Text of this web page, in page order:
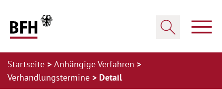
Startseite
Anhängige Verfahren
Verhandlungstermine
Detail